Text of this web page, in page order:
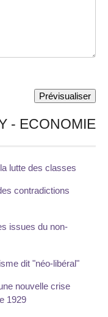
- ECONOMIE
lutte des classes
contradictions
issues du non-
dit "néo-libéral"
nouvelle crise
1929